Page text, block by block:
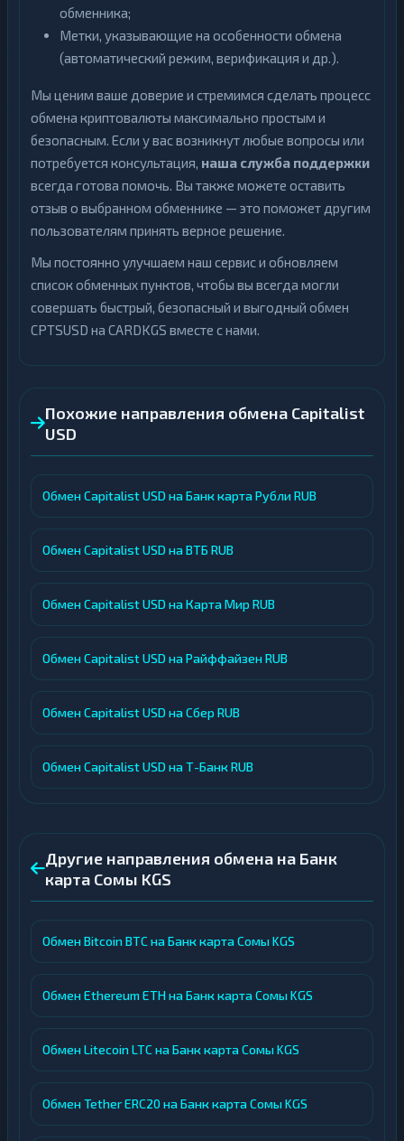
обменника;
Метки, указывающие на особенности обмена
(автоматический режим, верификация и др.).
Мы ценим ваше доверие и стремимся сделать процесс
обмена криптовалюты максимально простым и
безопасным. Если у вас возникнут любые вопросы или
потребуется консультация, наша служба поддержки
всегда готова помочь. Вы также можете оставить
отзыв о выбранном обменнике — это поможет другим
пользователям принять верное решение.
Мы постоянно улучшаем наш сервис и обновляем
список обменных пунктов, чтобы вы всегда могли
совершать быстрый, безопасный и выгодный обмен
CPTSUSD на CARDKGS вместе с нами.
Похожие направления обмена Capitalist
USD
Обмен Capitalist USD на Банк карта Рубли RUB
Обмен Capitalist USD на ВТБ RUB
Обмен Capitalist USD на Карта Мир RUB
Обмен Capitalist USD на Райффайзен RUB
Обмен Capitalist USD на Сбер RUB
Обмен Capitalist USD на Т-Банк RUB
Другие направления обмена на Банк
карта Сомы KGS
Обмен Bitcoin BTC на Банк карта Сомы KGS
Обмен Ethereum ETH на Банк карта Сомы KGS
Обмен Litecoin LTC на Банк карта Сомы KGS
Обмен Tether ERC20 на Банк карта Сомы KGS